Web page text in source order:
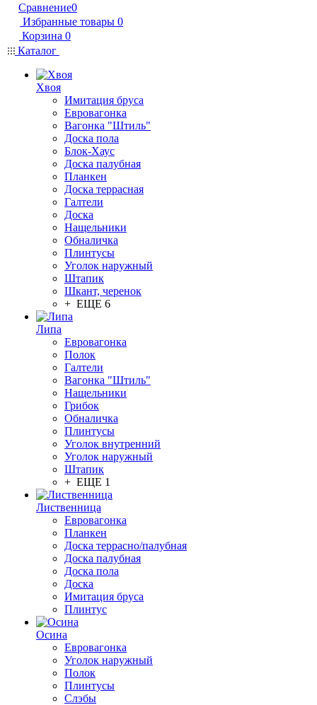
Сравнение0
Избранные товары 0
Корзина 0
Каталог
Хвоя
Имитация бруса
Евровагонка
Вагонка "Штиль"
Доска пола
Блок-Хаус
Доска палубная
Планкен
Доска террасная
Галтели
Доска
Нащельники
Обналичка
Плинтусы
Уголок наружный
Штапик
Шкант, черенок
+ ЕЩЕ 6
Липа
Евровагонка
Полок
Галтели
Вагонка "Штиль"
Нащельники
Грибок
Обналичка
Плинтусы
Уголок внутренний
Уголок наружный
Штапик
+ ЕЩЕ 1
Лиственница
Евровагонка
Планкен
Доска террасно/палубная
Доска палубная
Доска пола
Доска
Имитация бруса
Плинтус
Осина
Евровагонка
Уголок наружный
Полок
Плинтусы
Слэбы